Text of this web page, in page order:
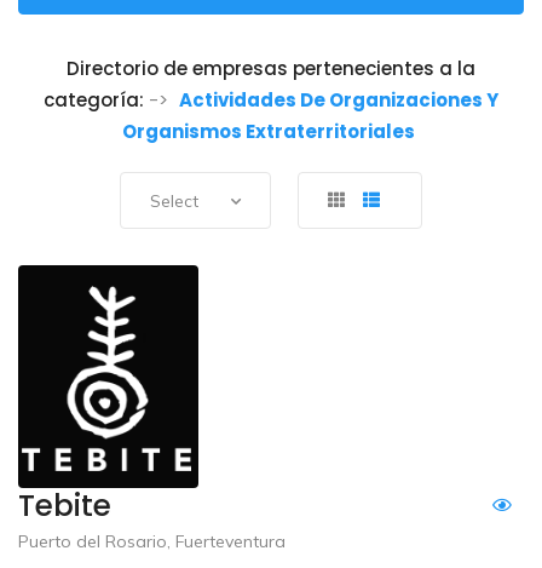
Directorio de empresas pertenecientes a la
categoría: -> Actividades De Organizaciones Y
Organismos Extraterritoriales
Select
Tebite
Puerto del Rosario, Fuerteventura